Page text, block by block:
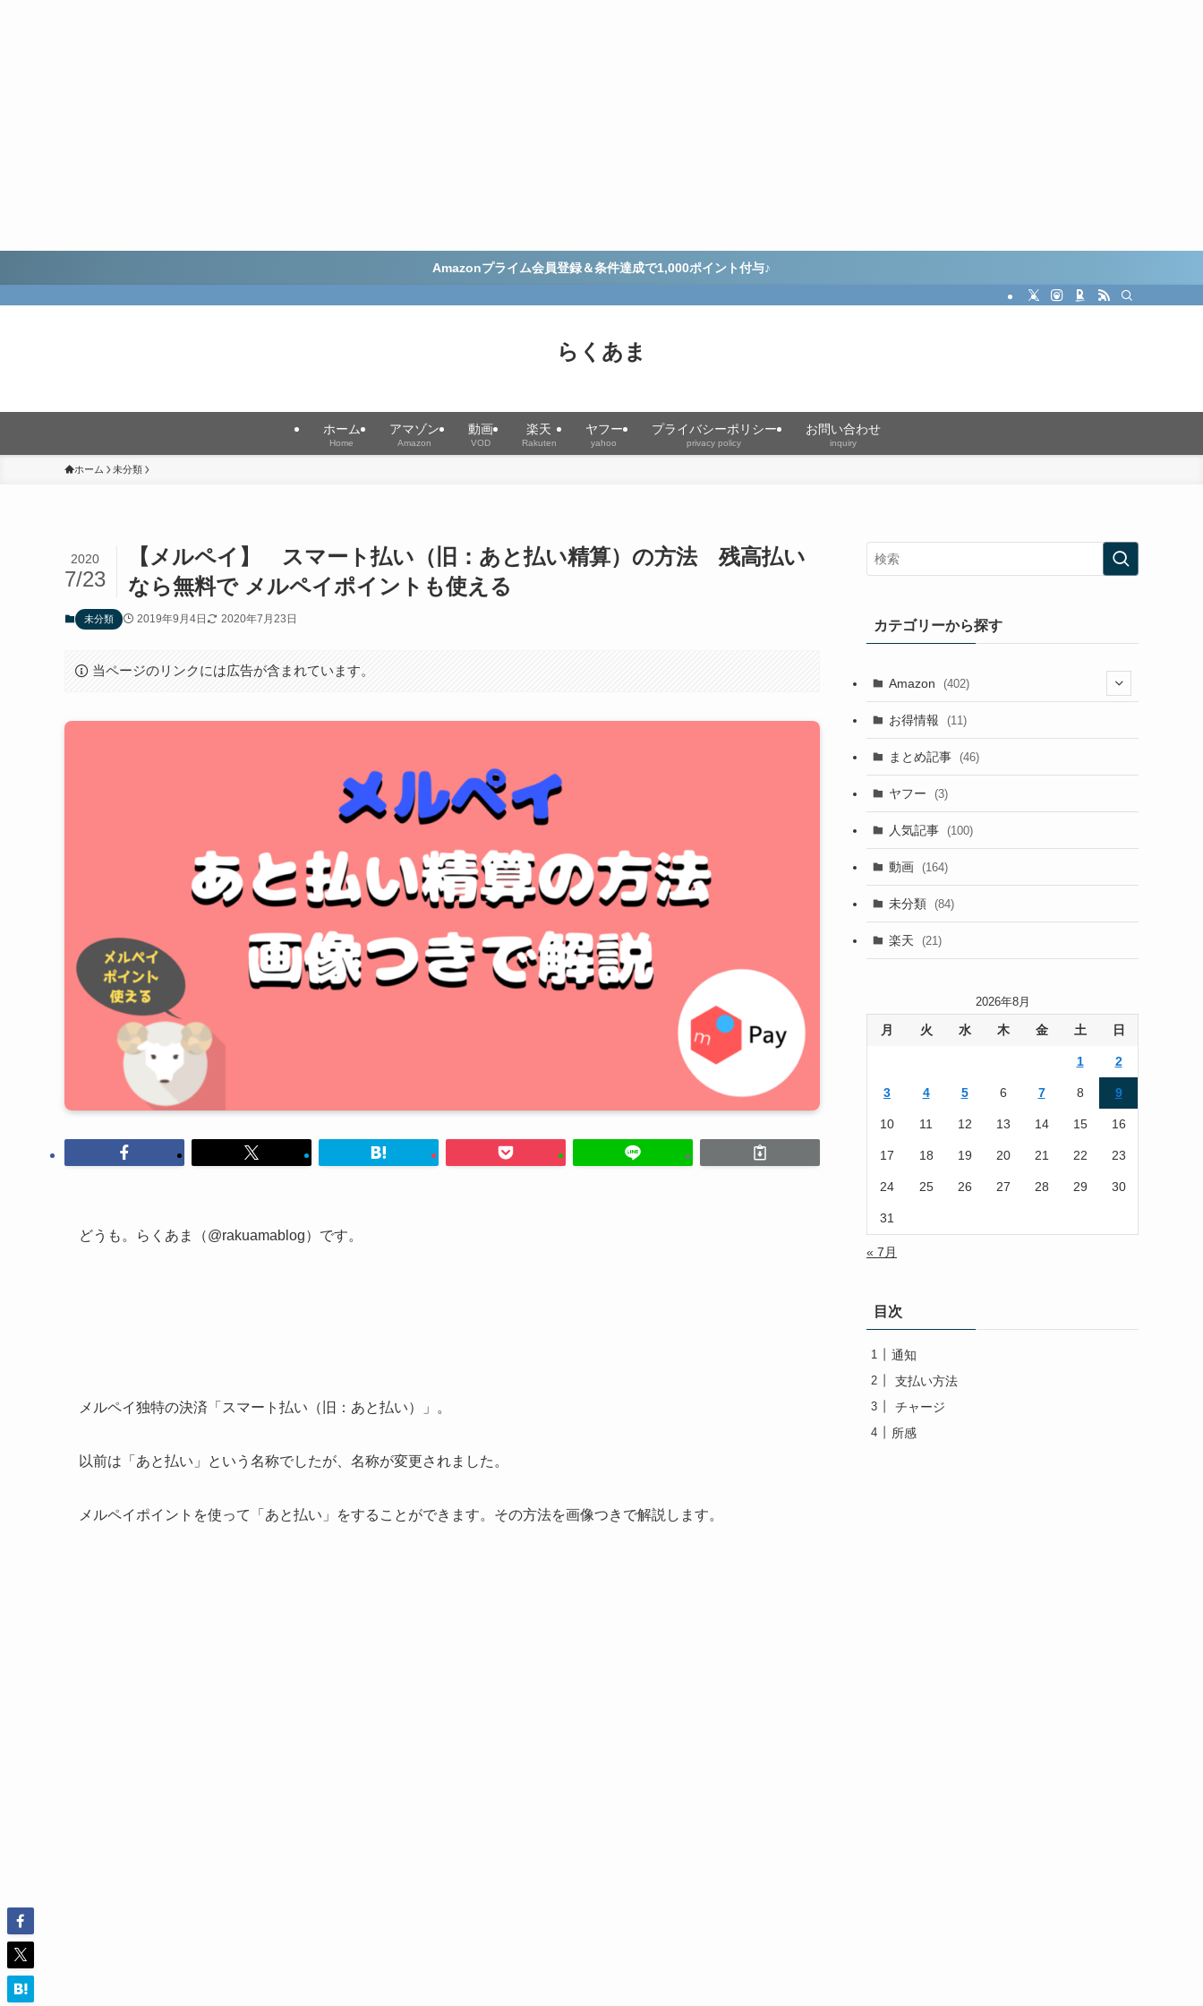
Amazonプライム会員登録＆条件達成で1,000ポイント付与♪
らくあま
ホーム
Home
アマゾン
Amazon
動画
VOD
楽天
Rakuten
ヤフー
yahoo
プライバシーポリシー
privacy policy
お問い合わせ
inquiry
ホーム 未分類
【メルペイ】 スマート払い（旧：あと払い精算）の方法 残高払い
なら無料で メルペイポイントも使える
2020
7/23
未分類 2019年9月4日 2020年7月23日
当ページのリンクには広告が含まれています。
どうも。らくあま（@rakuamablog）です。
メルペイ独特の決済「スマート払い（旧：あと払い）」。
以前は「あと払い」という名称でしたが、名称が変更されました。
メルペイポイントを使って「あと払い」をすることができます。その方法を画像つきで解説します。
カテゴリーから探す
Amazon (402)
(105)
(186)
お得情報 (11)
まとめ記事 (46)
ヤフー (3)
人気記事 (100)
動画 (164)
未分類 (84)
楽天 (21)
2026年8月
月 火 水 木 金 土 日
1 2
3 4 5 6 7 8 9
10 11 12 13 14 15 16
17 18 19 20 21 22 23
24 25 26 27 28 29 30
31
« 7月
目次
通知
支払い方法
チャージ
所感